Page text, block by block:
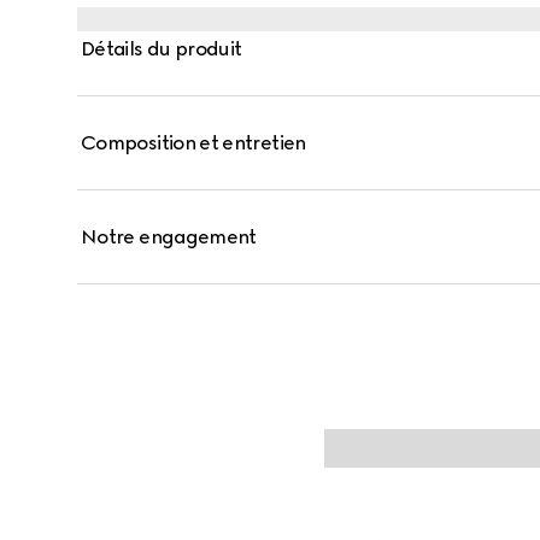
naturelle.
Détails du produit
Composition et entretien
Notre engagement